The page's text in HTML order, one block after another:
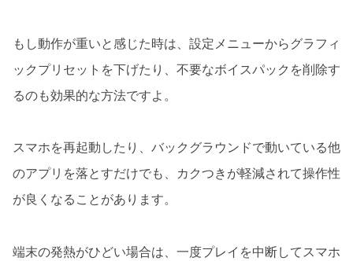
もし動作が重いと感じた時は、設定メニューからグラフィ
ックプリセットを下げたり、不要なボイスパックを削除す
るのも効果的な方法ですよ。
スマホを再起動したり、バックグラウンドで動いている他
のアプリを落とすだけでも、カクつきが軽減されて操作性
が良くなることがあります。
端末の発熱がひどい場合は、一度プレイを中断してスマホ